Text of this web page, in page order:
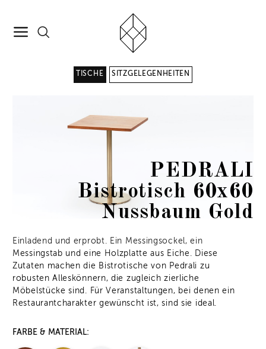
TISCHE SITZGELEGENHEITEN
PEDRALI
Bistrotisch 60x60
Nussbaum Gold
Einladend und erprobt. Ein Messingsockel, ein
Messingstab und eine Holzplatte aus Eiche. Diese
Zutaten machen die Bistrotische von Pedrali zu
robusten Alleskönnern, die zugleich zierliche
Möbelstücke sind. Für Veranstaltungen, bei denen ein
Restaurantcharakter gewünscht ist, sind sie ideal.
FARBE & MATERIAL: